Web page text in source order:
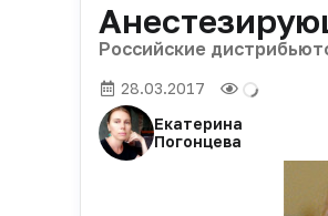
Российские
28.03.2017
Екатерина
Погонцева